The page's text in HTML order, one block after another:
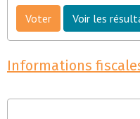
Voter Voir les
Informations